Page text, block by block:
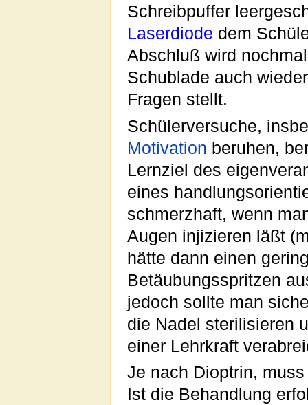
Schreibpuffer
Laserdiode dem
Abschluß wird
Schublade auch
Fragen stellt.
Schülerversuche,
Motivation beruhen,
Lernziel des
eines
schmerzhaft, wenn
Augen injizieren läßt
hätte dann einen
Betäubungsspritzen
jedoch sollte man
die Nadel sterilisieren
einer Lehrkraft
Je nach Dioptrin,
Ist die Behandlung